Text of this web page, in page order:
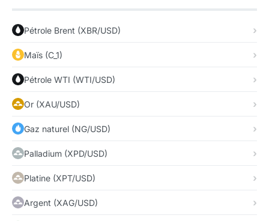
Pétrole Brent (XBR/USD)
Maïs (C_1)
Pétrole WTI (WTI/USD)
Or (XAU/USD)
Gaz naturel (NG/USD)
Palladium (XPD/USD)
Platine (XPT/USD)
Argent (XAG/USD)